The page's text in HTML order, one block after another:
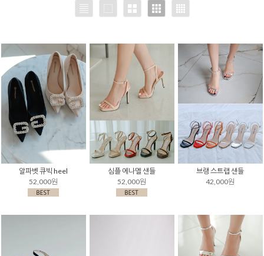
알파벳 큐빅 heel
52,000원
심플 에나멜 샌들
52,000원
브랭 스트랩 샌들
42,000원